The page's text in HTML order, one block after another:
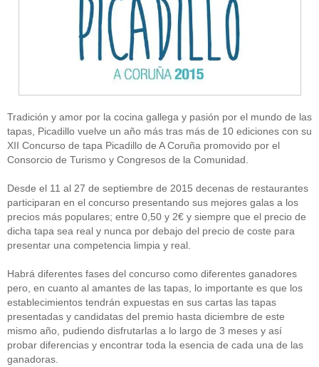
Tradición y amor por la cocina gallega y pasión por el mundo de las
tapas, Picadillo vuelve un año más tras más de 10 ediciones con su
XII Concurso de tapa Picadillo de A Coruña promovido por el
Consorcio de Turismo y Congresos de la Comunidad.
Desde el 11 al 27 de septiembre de 2015 decenas de restaurantes
participaran en el concurso presentando sus mejores galas a los
precios más populares; entre 0,50 y 2€ y siempre que el precio de
dicha tapa sea real y nunca por debajo del precio de coste para
presentar una competencia limpia y real.
Habrá diferentes fases del concurso como diferentes ganadores
pero, en cuanto al amantes de las tapas, lo importante es que los
establecimientos tendrán expuestas en sus cartas las tapas
presentadas y candidatas del premio hasta diciembre de este
mismo año, pudiendo disfrutarlas a lo largo de 3 meses y así
probar diferencias y encontrar toda la esencia de cada una de las
ganadoras.